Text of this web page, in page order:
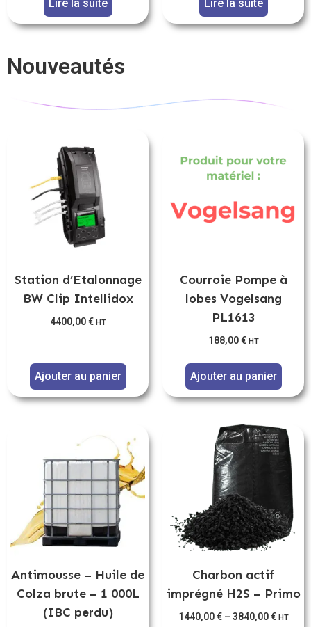
Lire la suite Lire la suite
Nouveautés
Station d’Etalonnage
BW Clip Intellidox
4400,00€ HT
Ajouter au panier
Courroie Pompe à
lobes Vogelsang
PL1613
188,00€ HT
Ajouter au panier
Antimousse – Huile de
Colza brute – 1 000L
(IBC perdu)
Charbon actif
imprégné H2S – Primo
1440,00€– 3840,00€ HT